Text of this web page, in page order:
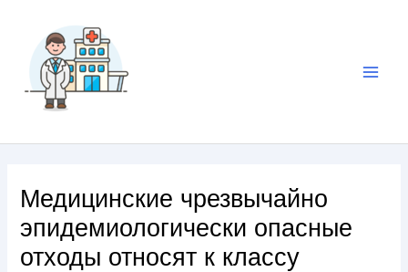
Медицинские чрезвычайно
эпидемиологически опасные
отходы относят к классу